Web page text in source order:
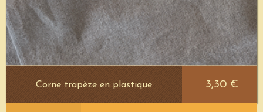
Corne trapèze en plastique 3,30 €